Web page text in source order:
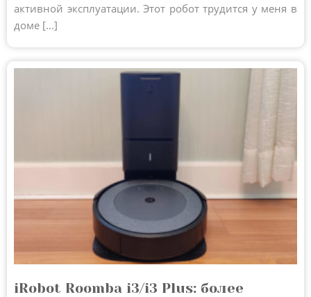
активной эксплуатации. Этот робот трудится у меня в
доме [...]
iRobot Roomba i3/i3 Plus: более